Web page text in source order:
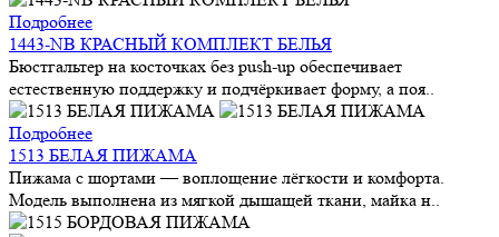
Подробнее
1443-NB КРАСНЫЙ КОМПЛЕКТ БЕЛЬЯ
Бюстгальтер на косточках без push-up обеспечивает
естественную поддержку и подчёркивает форму, а поя..
Подробнее
1513 БЕЛАЯ ПИЖАМА
Пижама с шортами — воплощение лёгкости и комфорта.
Модель выполнена из мягкой дышащей ткани, майка н..